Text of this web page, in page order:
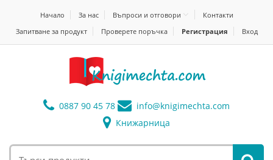
Начало За нас Въпроси и отговори
Контакти
Запитване за продукт
Проверете поръчка Регистрация Вход
0887 90 45 78 info@knigimechta.com
Книжарница